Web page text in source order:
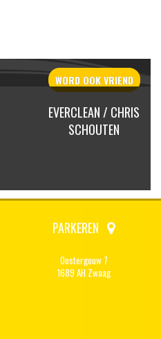
WORD OOKVRIEND
EVERCLEAN / CHRIS
SCHOUTEN
PARKEREN
Oostergouw 7
1689 AH Zwaag